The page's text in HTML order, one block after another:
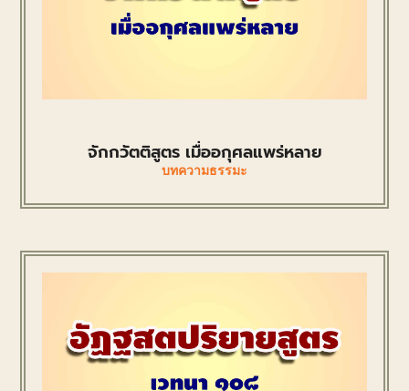
จักกวัตติสูตร เมื่ออกุศลแพร่หลาย
บทความธรรมะ